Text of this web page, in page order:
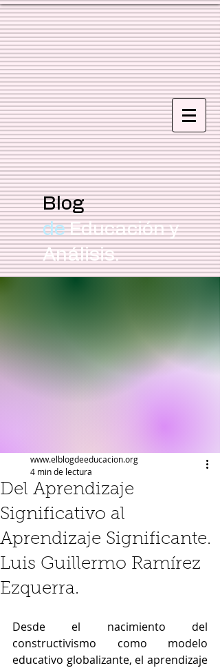
Blog
de Educación y
Análisis.
Del Aprendizaje
Significativo al
Aprendizaje Significante.
Luis Guillermo Ramírez
Ezquerra.
www.elblogdeeducacion.org
4 min de lectura
Desde el nacimiento del
constructivismo como modelo
educativo globalizante, el aprendizaje